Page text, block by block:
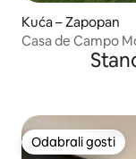
Kuća – Zapopan
Casa de Campo
Odabrali gosti
Odabrali gosti